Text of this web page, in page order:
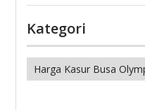
Kategori
Kategori